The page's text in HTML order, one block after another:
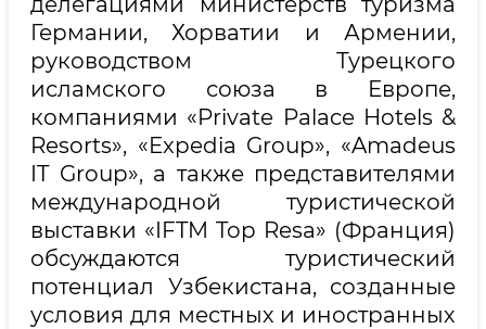
Германии, Хорватии и Армении,
руководством Турецкого
исламского союза в Европе,
компаниями «Private Palace Hotels &
Resorts», «Expedia Group», «Amadeus
IT Group», а также представителями
международной туристической
выставки «IFTM Top Resa» (Франция)
обсуждаются туристический
потенциал Узбекистана, созданные
условия для местных и иностранных